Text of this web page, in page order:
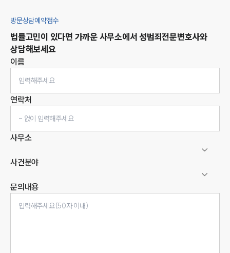
방문상담예약접수
법률고민이 있다면 가까운 사무소에서 성범죄전문변호사와
상담해보세요
이름
연락처
사무소
사건분야
문의내용